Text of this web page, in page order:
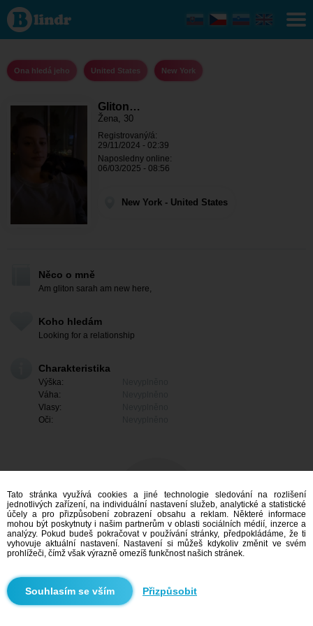
Gliton
sarah
- Ona
hledá
New
YorkOna hledá jeho United States New York
Gliton…
Žena, 30
Registrovaný/á:
29/11/2024 - 02:39
Naposledny online:
06/03/2025 - 08:56
New York - United States
Něco o mně
Am gliton sarah am new here,
Koho hledám
Looking for a relationship
Charakteristika
Výška:
Váha:
Vlasy:
Oči:
Mám zájem
Vyhledávání
Tato stránka využívá cookies a jiné technologie sledování na rozlišení
jednotlivých zařízení, na individuální nastavení služeb, analytické a statistické
účely a pro přizpůsobení zobrazení obsahu a reklam. Některé informace
mohou být poskytnuty i našim partnerům v oblasti sociálních médií, inzerce a
analýzy. Pokud budeš pokračovat v používání stránky, předpokládáme, že ti
vyhovuje aktuální nastavení. Nastavení si můžeš kdykoliv změnit ve svém
prohlížeči, čímž však výrazně omezíš funkčnost našich stránek.
Přizpůsobit